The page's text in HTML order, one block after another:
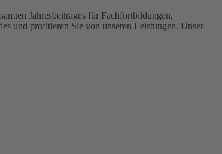
Jahresbeitrages für Fachfortbildungen,
und profitieren Sie von unseren Leistungen. Unser